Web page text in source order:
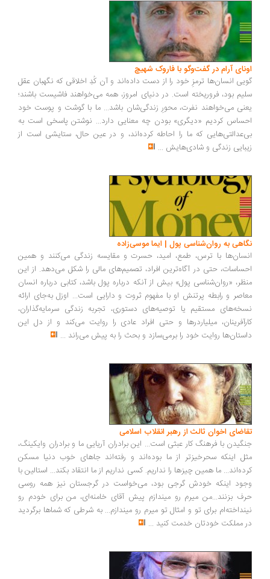
آرام در گفت‌وگو با فاروک شهیچ‭
انسان‌ها ترمزِ خود را از دست داده‌اند و آن کُدِ اخلاقی که نگهبان عقل
بود، فروریخته است. در دنیای امروز، همه می‌خواهند فاشیست باشند؛
می‌خواهند نفرت، محورِ زندگی‌شان باشد... ما با گوشت و پوست خود
کردیم «دیگری» بودن چه معنایی دارد... نوشتن پاسخی است به
که ما را احاطه کرده‌اند، و در عین حال، ستایشی است از
زندگی و شادی‌هایش...
به روان‌شناسی پول | ایما موسی‌زاده
با ترس، طمع، امید، حسرت و مقایسه زندگی می‌کنند و همین
حتی در آگاه‌ترین افراد، تصمیم‌های مالی را شکل می‌دهد. از این
«روان‌شناسی پول» بیش از آنکه درباره پول باشد، کتابی درباره انسان
و رابطه پرتنش او با مفهوم ثروت و دارایی است... اوزل به‌جای ارائه
مستقیم یا توصیه‌های دستوری، تجربه زندگی سرمایه‌گذاران،
میلیاردرها و حتی افراد عادی را روایت می‌کند و از دل این
روایت خود را برمی‌سازد و بحث را به پیش می‌راند ...
اخوان ثالث از رهبر انقلاب اسلامی
با فرهنگ کار عبثی است... این برادران آریایی ما و برادران وایکینگ،
اینکه سحرخیزتر از ما بوده‌اند و رفته‌اند جاهای خوب دنیا مسکن
ما همین چیزها را نداریم. کسی نداریم از ما انتقاد بکند... استالین با
اینکه خودش گرجی بود، می‌خواست در گرجستان نیز همه روسی
بزنند...من میرم رو میندازم پیش آقای خامنه‌ای، من برای خودم رو
برای تو و امثال تو میرم رو میندازم... به شرطی که شماها برگردید
مملکت خودتان خدمت کنید...